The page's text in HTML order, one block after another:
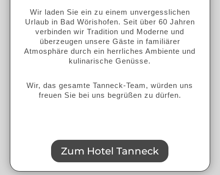
Wir laden Sie ein zu einem unvergesslichen
Urlaub in Bad Wörishofen. Seit über 60 Jahren
verbinden wir Tradition und Moderne und
überzeugen unsere Gäste in familiärer
Atmosphäre durch ein herrliches Ambiente und
kulinarische Genüsse.
Wir, das gesamte Tanneck-Team, würden uns
freuen Sie bei uns begrüßen zu dürfen.
Zum Hotel Tanneck